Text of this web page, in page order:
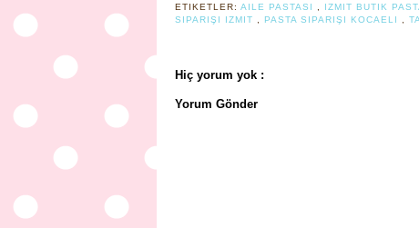
ETIKETLER: AILE PASTASI IZMIT BUTIK
SIPARIŞI IZMIT
PASTA SIPARIŞI KOCAELI
Hiç yorum yok :
Yorum Gönder